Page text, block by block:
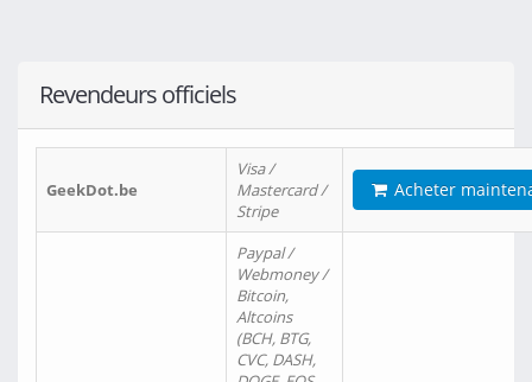
Revendeurs officiels
GeekDot.be
Visa /
Mastercard /
Stripe
Acheter
Paypal /
Webmoney /
Bitcoin,
Altcoins
(BCH, BTG,
CVC, DASH,